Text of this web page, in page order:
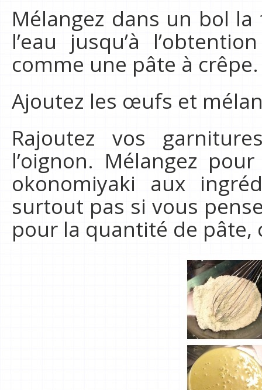
Mélangez dans un bol
l’eau jusqu’à
comme une pâte à crêpe.
Ajoutez les œufs et
Rajoutez vos
l’oignon. Mélangez
okonomiyaki aux
surtout pas si vous
pour la quantité de pâte,